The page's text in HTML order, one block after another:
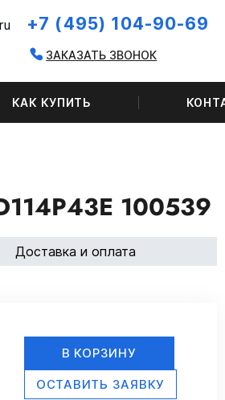
+7 (495) 104-90-69
ЗАКАЗАТЬ ЗВОНОК
КАК КУПИТЬ
100539
Доставка и оплата
В КОРЗИНУ
ОСТАВИТЬ ЗАЯВКУ